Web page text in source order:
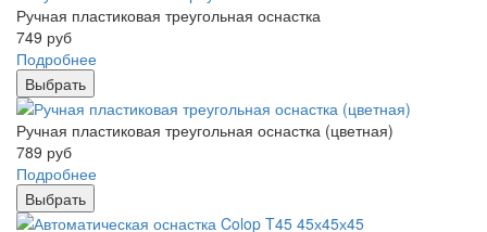
Ручная пластиковая треугольная оснастка
749 руб
Подробнее
Выбрать
Ручная пластиковая треугольная оснастка (цветная)
789 руб
Подробнее
Выбрать